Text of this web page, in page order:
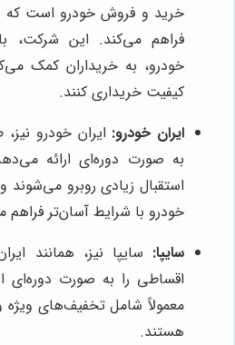
خرید و فروش خودرو است که
فراهم می‌کند. این شرکت،
خودرو، به خریداران کمک
کیفیت خریداری کنند.
ایران خودرو: ایران خودرو
به صورت دوره‌ای ارائه
استقبال زیادی روبرو
خودرو با شرایط آسان‌تر فراهم
سایپا: سایپا نیز، همانند
اقساطی را به صورت دوره‌ای
معمولاً شامل تخفیف‌های
هستند.